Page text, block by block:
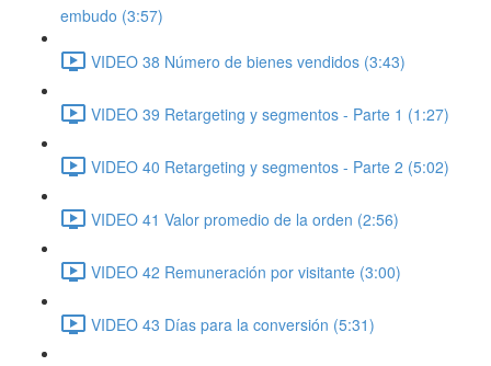
embudo (3:57)
VIDEO 38 Número de bienes vendidos (3:43)
VIDEO 39 Retargeting y segmentos - Parte 1 (1:27)
VIDEO 40 Retargeting y segmentos - Parte 2 (5:02)
VIDEO 41 Valor promedio de la orden (2:56)
VIDEO 42 Remuneración por visitante (3:00)
VIDEO 43 Días para la conversión (5:31)